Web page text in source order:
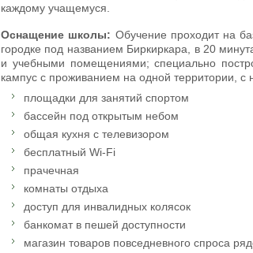
каждому учащемуся.
Оснащение школы: Обучение проходит на
городке под названием Биркиркара, в 20
и учебными помещениями; специально
кампус с проживанием на одной территории, с
площадки для занятий спортом
бассейн под открытым небом
общая кухня с телевизором
бесплатный Wi-Fi
прачечная
комнаты отдыха
доступ для инвалидных колясок
банкомат в пешей доступности
магазин товаров повседневного спроса